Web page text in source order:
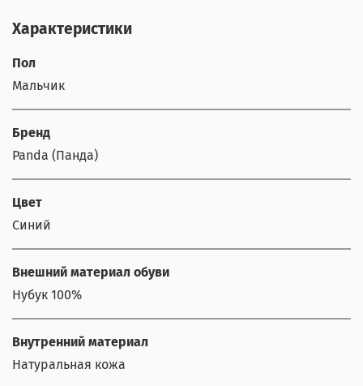
Характеристики
Пол
Мальчик
Бренд
Panda (Панда)
Цвет
Синий
Внешний материал обуви
Нубук 100%
Внутренний материал
Натуральная кожа